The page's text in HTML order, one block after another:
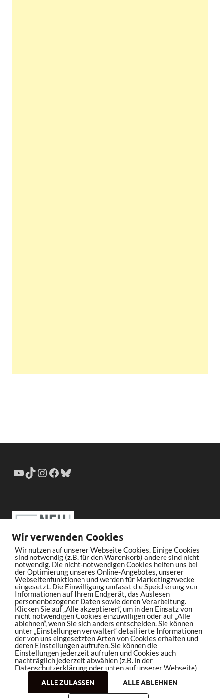
Wir verwenden Cookies
Wir nutzen auf unserer Webseite Cookies. Einige Cookies
sind notwendig (z.B. für den Warenkorb) andere sind nicht
notwendig. Die nicht-notwendigen Cookies helfen uns bei
der Optimierung unseres Online-Angebotes, unserer
Webseitenfunktionen und werden für Marketingzwecke
eingesetzt. Die Einwilligung umfasst die Speicherung von
Informationen auf Ihrem Endgerät, das Auslesen
personenbezogener Daten sowie deren Verarbeitung.
Klicken Sie auf „Alle akzeptieren“, um in den Einsatz von
nicht notwendigen Cookies einzuwilligen oder auf „Alle
ablehnen“, wenn Sie sich anders entscheiden. Sie können
unter „Einstellungen verwalten“ detaillierte Informationen
der von uns eingesetzten Arten von Cookies erhalten und
deren Einstellungen aufrufen. Sie können die
Einstellungen jederzeit aufrufen und Cookies auch
nachträglich jederzeit abwählen (z.B. in der
Datenschutzerklärung oder unten auf unserer Webseite).
ALLE ZULASSEN
ALLE ABLEHNEN